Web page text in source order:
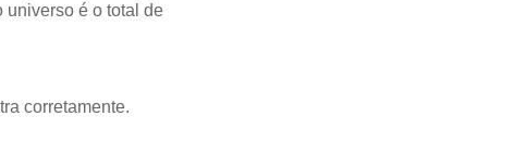
universo é o total de
corretamente.